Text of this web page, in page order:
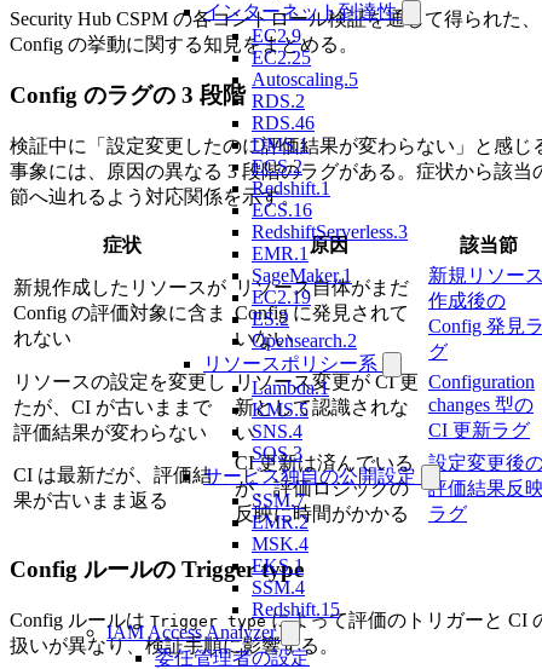
インターネット到達性
EC2.9
EC2.25
Autoscaling.5
RDS.2
RDS.46
DMS.1
ECS.2
Redshift.1
ECS.16
RedshiftServerless.3
EMR.1
SageMaker.1
EC2.19
ES.2
Opensearch.2
リソースポリシー系
Lambda.1
KMS.5
SNS.4
SQS.3
サービス独自の公開設定
SSM.7
EMR.2
MSK.4
EKS.1
SSM.4
Redshift.15
IAM Access Analyzer
委任管理者の設定
Security Hub CSPM の各コントロール検証を通じて得られた、
Config の挙動に関する知見をまとめる。
Config のラグの 3 段階
検証中に「設定変更したのに評価結果が変わらない」と感じ
事象には、原因の異なる 3 段階のラグがある。症状から該当
節へ辿れるよう対応関係を示す。
症状 原因 該当節
新規作成したリソースが
Config の評価対象に含ま
れない
リソース自体がまだ
Config に発見されて
いない
新規リソー
作成後の
Config 発見
グ
リソースの設定を変更し
たが、CI が古いままで
評価結果が変わらない
リソース変更が CI 更
新として認識されな
い
Configuration
changes 型の
CI 更新ラグ
CI は最新だが、評価結
果が古いまま返る
CI 更新は済んでいる
が、評価ロジックの
反映に時間がかかる
設定変更後
評価結果反
ラグ
Config ルールの Trigger type
Config ルールは Trigger typeによって評価のトリガーと CI
扱いが異なり、検証手順に影響する。